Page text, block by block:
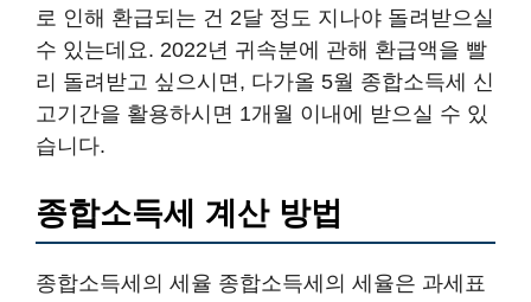
로 인해 환급되는 건 2달 정도 지나야 돌려받으실
수 있는데요. 2022년 귀속분에 관해 환급액을 빨
리 돌려받고 싶으시면, 다가올 5월 종합소득세 신
고기간을 활용하시면 1개월 이내에 받으실 수 있
습니다.
종합소득세 계산 방법
종합소득세의 세율 종합소득세의 세율은 과세표